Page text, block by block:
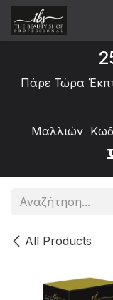
Skip to Content
Πάρε Τώρα
Μαλλιών
All Products